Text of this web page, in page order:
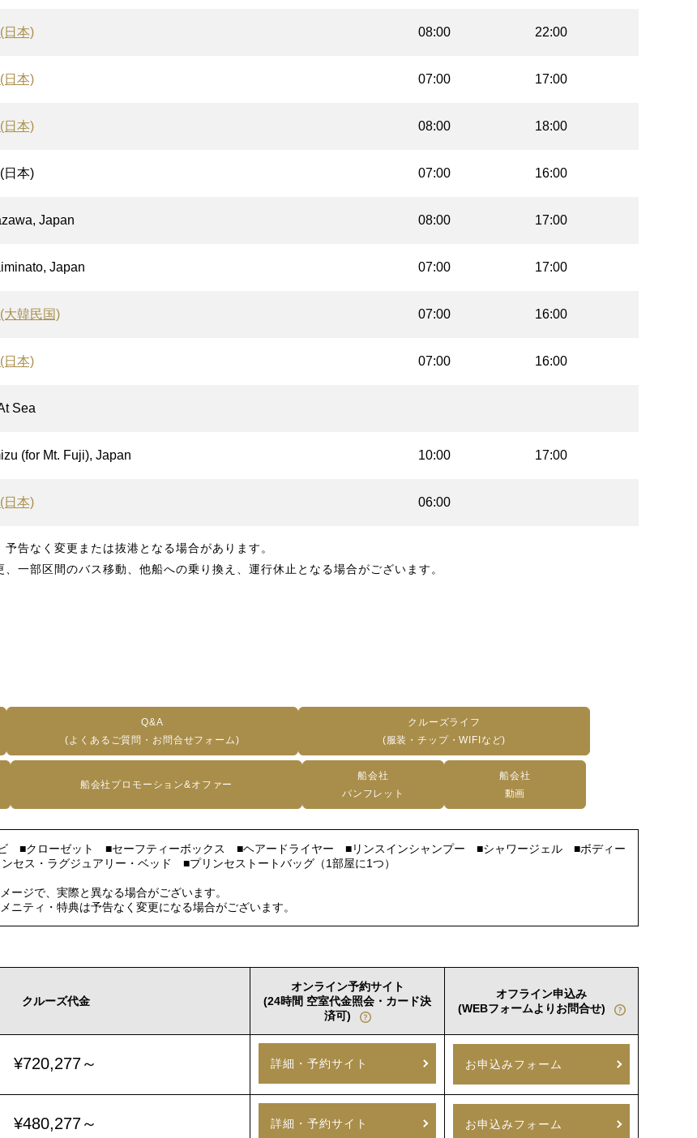
日本) 08:00 22:00
日本) 07:00 17:00
日本) 08:00 18:00
日本) 07:00 16:00
Japan 08:00 17:00
Japan 07:00 17:00
大韓民国) 07:00 16:00
日本) 07:00 16:00
Sea
(for Mt. Fuji), Japan 10:00 17:00
日本) 06:00
告なく変更または抜港となる場合があります。
一部区間のバス移動、他船への乗り換え、運行休止となる場合がございます。
Q&A
(よくあるご質問・お問合せフォーム)
クルーズライフ
(服装・チップ・WIFIなど)
船会社プロモーション&オファー
船会社
パンフレット
船会社
動画
■クローゼット ■セーフティーボックス ■ヘアードライヤー ■リンスインシャンプー ■シャワージェル ■ボディー
ス・ラグジュアリー・ベッド ■プリンセストートバッグ（1部屋に1つ）
ージで、実際と異なる場合がございます。
ニティ・特典は予告なく変更になる場合がございます。
クルーズ代金
オンライン予約サイト
(24時間 空室代金照会・カード決
済可)
オフライン申込み
(WEBフォームよりお問合せ)
¥720,277～ 詳細・予約サイト お申込みフォーム
¥480,277～ 詳細・予約サイト お申込みフォーム